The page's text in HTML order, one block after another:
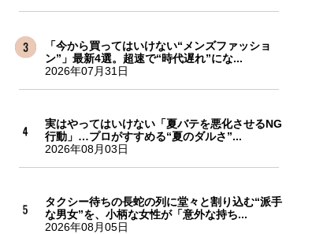
「今から買ってはいけない“メンズファッショ
ン”」最新4選。超速で“時代遅れ”にな...
2026年07月31日
実はやってはいけない「夏バテを悪化させるNG
行動」…プロがすすめる“夏のダルさ”...
2026年08月03日
タクシー待ちの長蛇の列に堂々と割り込む“派手
な男女”を、小柄な女性が「意外な持ち...
2026年08月05日